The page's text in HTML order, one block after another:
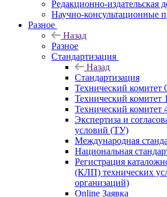
Редакционно-издательская
Научно-консультационные
Разное
Назад
Разное
Стандартизация
Назад
Стандартизация
Технический комитет
Технический комитет
Технический комитет
Экспертиза и
условий (ТУ)
Международная
Национальная
Регистрация
(КЛП) технических
организаций)
Online Заявка